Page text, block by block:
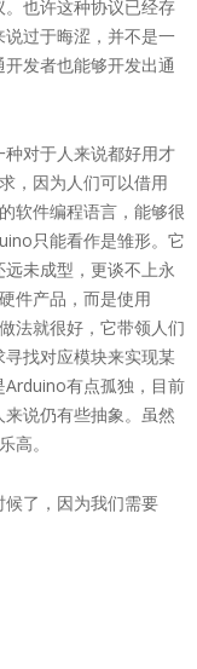
也许这种协议已经存
过于晦涩，并不是一
发者也能够开发出通
对于人来说都好用才
，因为人们可以借用
软件编程语言，能够很
只能看作是雏形。它
未成型，更谈不上永
件产品，而是使用
法就很好，它带领人们
找对应模块来实现某
有点孤独，目前
说仍有些抽象。虽然
高。
了，因为我们需要